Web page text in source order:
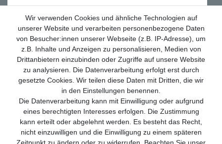
Wir versenden mit
Wir verwenden Cookies und ähnliche Technologien auf
unserer Website und verarbeiten personenbezogene Daten
von Besucher:innen unserer Webseite (z.B. IP-Adresse), um
z.B. Inhalte und Anzeigen zu personalisieren, Medien von
Drittanbietern einzubinden oder Zugriffe auf unsere Website
zu analysieren. Die Datenverarbeitung erfolgt erst durch
gesetzte Cookies. Wir teilen diese Daten mit Dritten, die wir
in den Einstellungen benennen.
Die Datenverarbeitung kann mit Einwilligung oder aufgrund
eines berechtigten Interesses erfolgen. Die Zustimmung
kann erteilt oder abgelehnt werden. Es besteht das Recht,
nicht einzuwilligen und die Einwilligung zu einem späteren